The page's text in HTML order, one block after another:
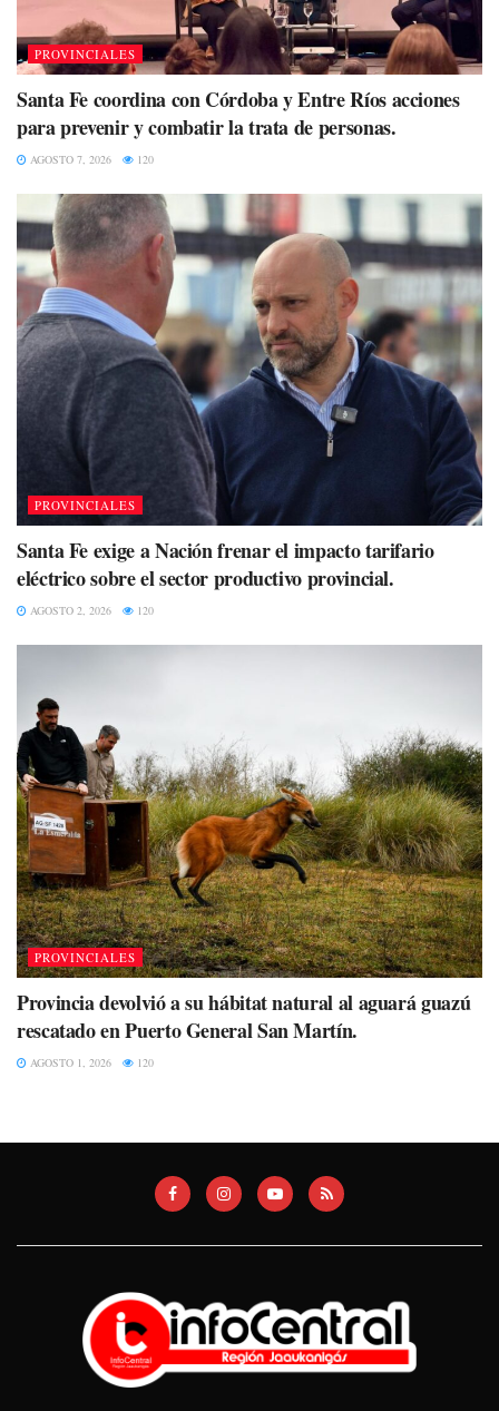
PROVINCIALES
Santa Fe coordina con Córdoba y Entre Ríos acciones
para prevenir y combatir la trata de personas.
AGOSTO 7, 2026 120
PROVINCIALES
Santa Fe exige a Nación frenar el impacto tarifario
eléctrico sobre el sector productivo provincial.
AGOSTO 2, 2026 120
PROVINCIALES
Provincia devolvió a su hábitat natural al aguará guazú
rescatado en Puerto General San Martín.
AGOSTO 1, 2026 120